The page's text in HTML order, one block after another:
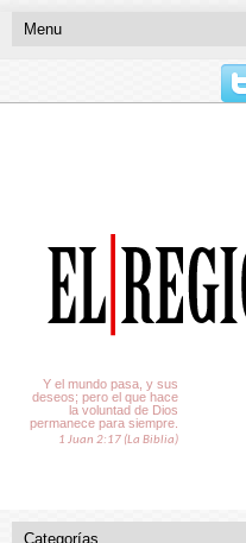
Y el mundo pasa, y sus
deseos; pero el que hace
la voluntad de Dios
permanece para siempre.
1 Juan 2:17 (La Biblia)